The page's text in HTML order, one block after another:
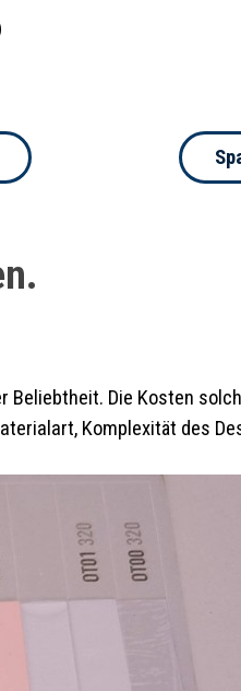
Die Kosten
Komplexität des